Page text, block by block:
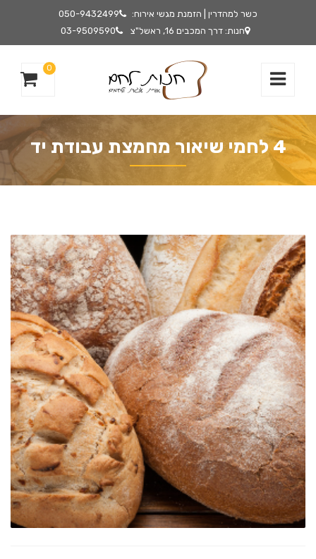
כשר למהדרין | הזמנת מגשי אירוח:
050-9432499
חנות: דרך המכבים 16, ראשל"צ
03-9509590
0
4 לחמי שיאור מחמצת עבודת יד